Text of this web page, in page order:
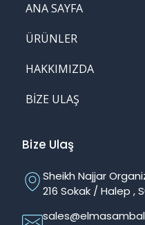
ANA SAYFA
ÜRÜNLER
HAKKIMIZDA
BIZE ULAŞ
Bize Ulaş
Sheikh Najjar
216 Sokak / Halep ,